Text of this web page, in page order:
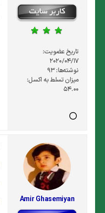
تاریخ عضویت:
2020/04/17
نوشته‌ها:93
میزان تسلط به اکسل:
54.00
Amir Ghasemiyan